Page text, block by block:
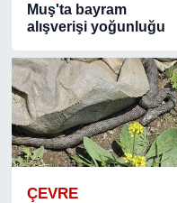
Muş'ta bayram
alışverişi yoğunluğu
ÇEVRE